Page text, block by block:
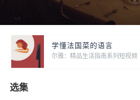
学懂法国菜的语言
尔雅：精品生活指南系列短视频
选集